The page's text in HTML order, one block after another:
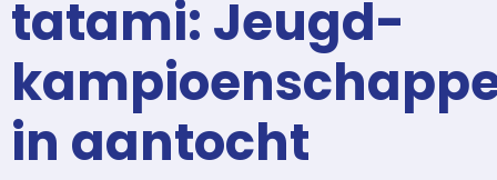
tatami: Jeugd-
in aantocht